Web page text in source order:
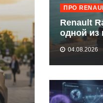
ПРО
Renault
одной из
04.08.2026